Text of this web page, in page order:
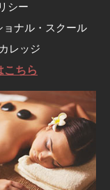
シー
ナル・スクール
レッジ
こちら